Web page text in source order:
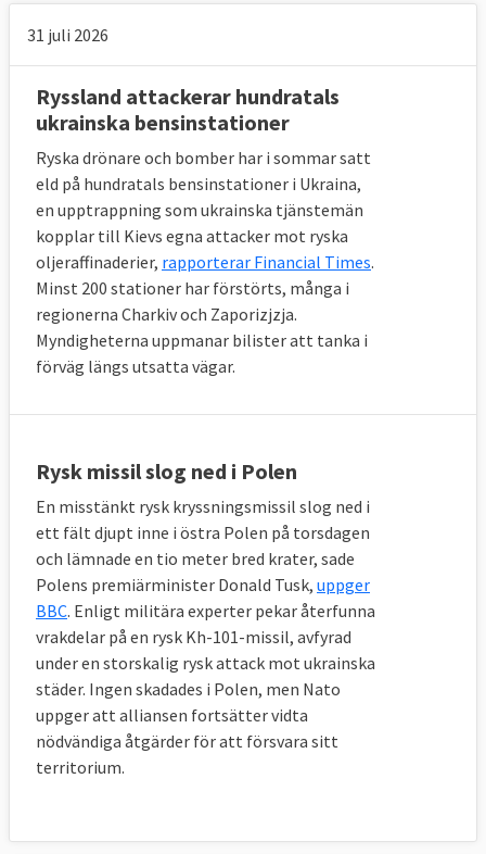
31 juli 2026
Ryssland attackerar hundratals
ukrainska bensinstationer
Ryska drönare och bomber har i sommar satt
eld på hundratals bensinstationer i Ukraina,
en upptrappning som ukrainska tjänstemän
kopplar till Kievs egna attacker mot ryska
oljeraffinaderier, rapporterar Financial Times.
Minst 200 stationer har förstörts, många i
regionerna Charkiv och Zaporizjzja.
Myndigheterna uppmanar bilister att tanka i
förväg längs utsatta vägar.
Rysk missil slog ned i Polen
En misstänkt rysk kryssningsmissil slog ned i
ett fält djupt inne i östra Polen på torsdagen
och lämnade en tio meter bred krater, sade
Polens premiärminister Donald Tusk, uppger
BBC. Enligt militära experter pekar återfunna
vrakdelar på en rysk Kh-101-missil, avfyrad
under en storskalig rysk attack mot ukrainska
städer. Ingen skadades i Polen, men Nato
uppger att alliansen fortsätter vidta
nödvändiga åtgärder för att försvara sitt
territorium.